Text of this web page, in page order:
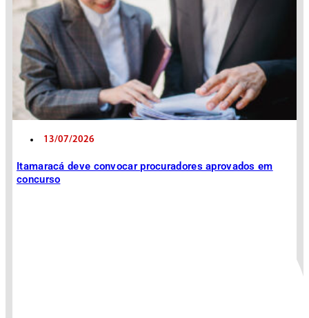
13/07/2026
Itamaracá deve convocar procuradores aprovados em
concurso